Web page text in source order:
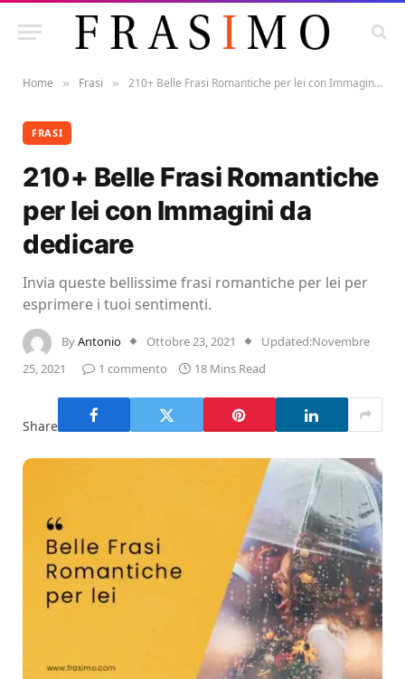
Home » Frasi » 210+ Belle Frasi Romantiche per lei con Immagini da dedicare
FRASI
210+ Belle Frasi Romantiche
per lei con Immagini da
dedicare
Invia queste bellissime frasi romantiche per lei per
esprimere i tuoi sentimenti.
ByAntonio Ottobre 23, 2021 Updated:Novembre
25, 2021
1 commento 18 Mins Read
Share